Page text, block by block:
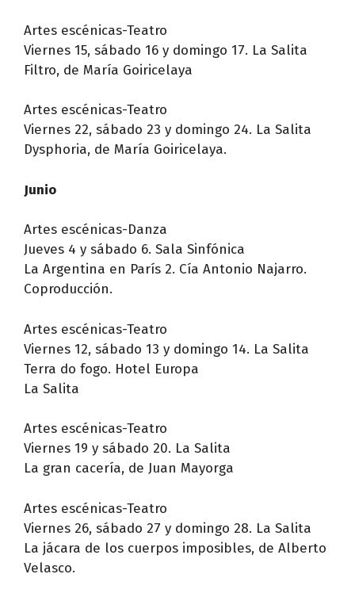
Artes escénicas-Teatro
Viernes 15, sábado 16 y domingo 17. La Salita
Filtro, de María Goiricelaya
Artes escénicas-Teatro
Viernes 22, sábado 23 y domingo 24. La Salita
Dysphoria, de María Goiricelaya.
Junio
Artes escénicas-Danza
Jueves 4 y sábado 6. Sala Sinfónica
La Argentina en París 2. Cía Antonio Najarro.
Coproducción.
Artes escénicas-Teatro
Viernes 12, sábado 13 y domingo 14. La Salita
Terra do fogo. Hotel Europa
La Salita
Artes escénicas-Teatro
Viernes 19 y sábado 20. La Salita
La gran cacería, de Juan Mayorga
Artes escénicas-Teatro
Viernes 26, sábado 27 y domingo 28. La Salita
La jácara de los cuerpos imposibles, de Alberto
Velasco.